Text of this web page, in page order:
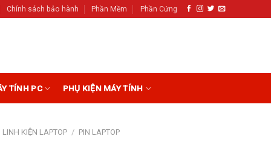
Chính sách bảo hành Phần Mềm Phần Cứng
TÍNH PC PHỤ KIỆN MÁY TÍNH
LINH KIỆN LAPTOP / PIN LAPTOP